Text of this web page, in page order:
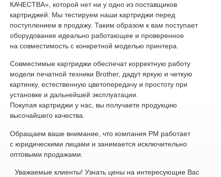
КАЧЕСТВА», которой нет ни у одно из поставщиков
картриджей. Мы тестируем наши картриджи перед
поступлением в продажу. Таким образом к вам поступает
оборудование идеально работающее и проверенное
на совместимость с конкретной моделью принтера.
Совместимые картриджи обеспечат корректную работу
модели печатной техники Brother, дадут яркую и четкую
картинку, естественную цветопередачу и простоту при
установке и дальнейшей эксплуатации.
Покупая картриджи у нас, вы получаете продукцию
высочайшего качества.
Обращаем ваше внимание, что компания РМ работает
с юридическими лицами и занимается исключительно
оптовыми продажами.
Уважаемые клиенты! Узнать цены на интересующие Вас